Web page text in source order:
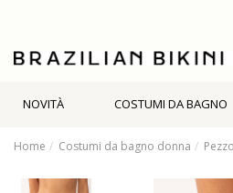
NOVITÀ COSTUMI DA BAGNO
Home Costumi da bagno donna